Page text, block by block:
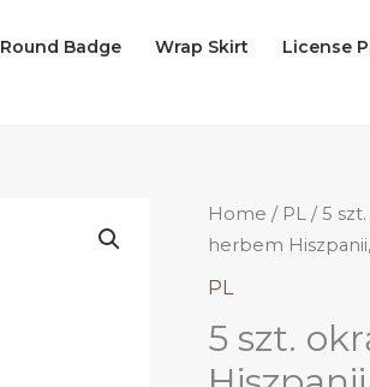
Round Badge Wrap Skirt License
Home / PL / 5
herbem
PL
5 szt.